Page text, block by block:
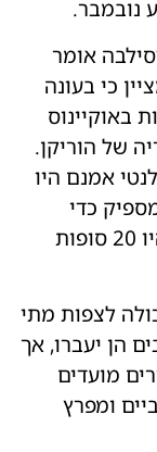
נובמבר.
אומר
כי בעונה
טרופיות באוקיינוס
של הוריקן.
אמנם היו
כדי
לייצר תנאי גזירת רוח משמעותיים, היו 20 סופות
לצפות מתי
הן יעברו, אך
מועדים
ומפרץ